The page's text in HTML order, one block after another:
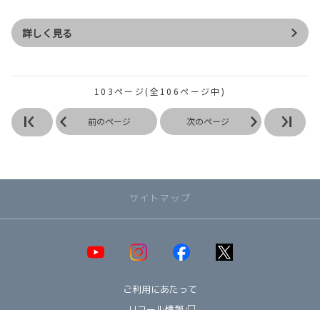
詳しく見る
103ページ(全106ページ中)
前のページ 次のページ
サイトマップ
ご利用にあたって